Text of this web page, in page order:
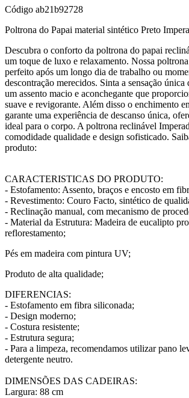
Código ab21b92728
Poltrona do Papai material sintético Preto
Descubra o conforto da poltrona do papai
um toque de luxo e relaxamento. Nossa
perfeito após um longo dia de trabalho ou
descontração merecidos. Sinta a sensação única
um assento macio e aconchegante que
suave e revigorante. Além disso o enchimento
garante uma experiência de descanso única,
ideal para o corpo. A poltrona reclinável
comodidade qualidade e design sofisticado.
produto:
CARACTERISTICAS DO PRODUTO:
- Estofamento: Assento, braços e encosto em
- Revestimento: Couro Facto, sintético de
- Reclinação manual, com mecanismo de
- Material da Estrutura: Madeira de eucalipto
reflorestamento;
Pés em madeira com pintura UV;
Produto de alta qualidade;
DIFERENCIAS:
- Estofamento em fibra siliconada;
- Design moderno;
- Costura resistente;
- Estrutura segura;
- Para a limpeza, recomendamos utilizar pano
detergente neutro.
DIMENSÕES DAS CADEIRAS:
Largura: 88 cm